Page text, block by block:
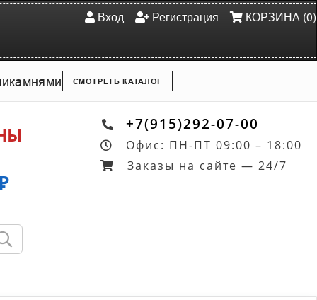
Вход Регистрация КОРЗИНА (0)
камнями СМОТРЕТЬ КАТАЛОГ
+7(915)292-07-00
Офис: ПН-ПТ 09:00 – 18:00
Заказы на сайте — 24/7